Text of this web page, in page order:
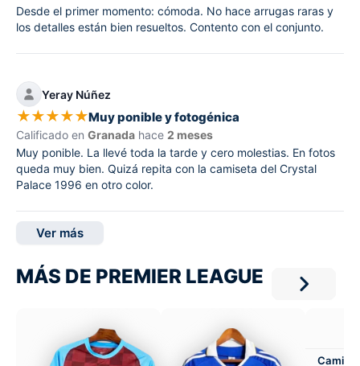
Desde el primer momento: cómoda. No hace arrugas raras y
los detalles están bien resueltos. Contento con el conjunto.
Yeray Núñez
★★★★★Muy ponible y fotogénica
Calificado en Granada hace 2 meses
Muy ponible. La llevé toda la tarde y cero molestias. En fotos
queda muy bien. Quizá repita con la camiseta del Crystal
Palace 1996 en otro color.
Ver más
MÁS DE PREMIER LEAGUE